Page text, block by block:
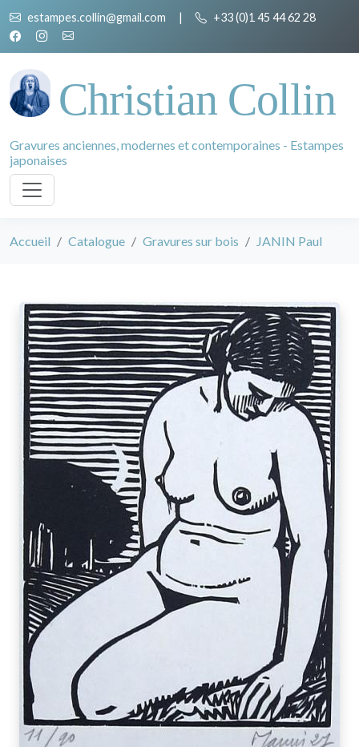
estampes.collin@gmail.com | +33 (0)1 45 44 62 28
Christian Collin
Gravures anciennes, modernes et contemporaines - Estampes
japonaises
Accueil Catalogue Gravures sur bois JANIN Paul